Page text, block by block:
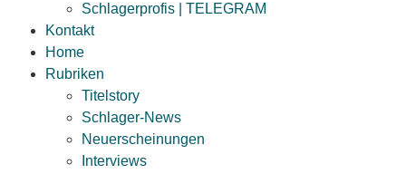
Schlagerprofis | TELEGRAM
Kontakt
Home
Rubriken
Titelstory
Schlager-News
Neuerscheinungen
Interviews